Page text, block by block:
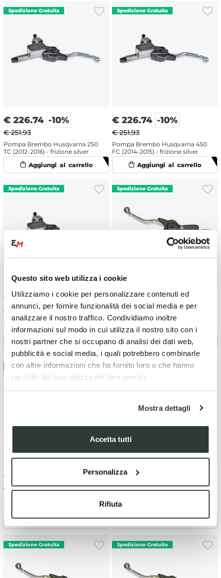
Questo sito web utilizza i cookie
Utilizziamo i cookie per personalizzare contenuti ed
annunci, per fornire funzionalità dei social media e per
analizzare il nostro traffico. Condividiamo inoltre
informazioni sul modo in cui utilizza il nostro sito con i
nostri partner che si occupano di analisi dei dati web,
pubblicità e social media, i quali potrebbero combinarle
con altre informazioni che ha fornito loro o che hanno
raccolto dal suo utilizzo dei loro servizi.
Mostra dettagli
Accetta tutti
Personalizza
Rifiuta
€ 226.74 -10%
€ 251.93
Pompa Brembo Husqvarna 250
TC (2012-2016) - frizione silver
€ 226.74 -10%
€ 251.93
Pompa Brembo Husqvarna 450
FC (2014-2015) - frizione silver
€ 226.74 -10%
€ 251.93
Pompa Brembo Husqvarna 250
FC (2014-2015) - frizione silver
€ 198.85 -10%
€ 220.94
Pompa Brembo Husqvarna 250
FC (2022-2023) - frizione
€
€ 251.93
€ 226.74
€ 251.93
Pompa Brembo Husqvarna 250
TC (2009-2010) - frizione silver